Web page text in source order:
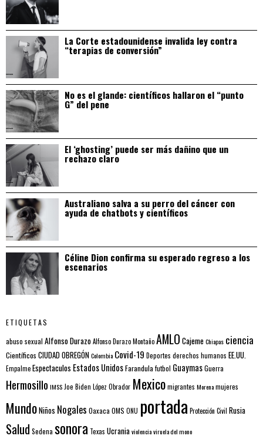
La Corte estadounidense invalida ley contra
“terapias de conversión”
No es el glande: científicos hallaron el “punto
G” del pene
El ‘ghosting’ puede ser más dañino que un
rechazo claro
Australiano salva a su perro del cáncer con
ayuda de chatbots y científicos
Céline Dion confirma su esperado regreso a los
escenarios
ETIQUETAS
abuso sexual Alfonso DurazoAlfonso Durazo MontañoAMLO CajemeChiapas ciencia
Científicos CIUDAD OBREGÓNColombia Covid-19 Deportes derechos humanos EE.UU.
EmpalmeEspectaculos Estados UnidosFarandula futbol GuaymasGuerra
Hermosillo IMSS Joe Biden López Obrador Mexicomigrantes Morenamujeres
MundoNiños Nogales Oaxaca OMS ONU portada Protección Civil Rusia
Salud Sedena sonora Texas Ucraniaviolenciaviruela del mono